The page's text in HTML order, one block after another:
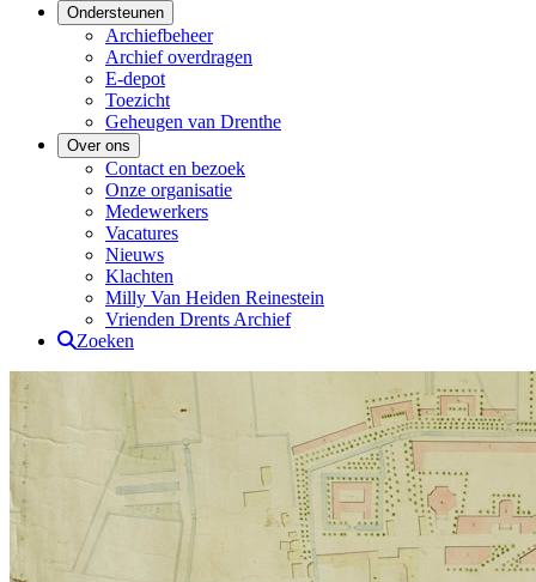
Ondersteunen
Archiefbeheer
Archief overdragen
E-depot
Toezicht
Geheugen van Drenthe
Over ons
Contact en bezoek
Onze organisatie
Medewerkers
Vacatures
Nieuws
Klachten
Milly Van Heiden Reinestein
Vrienden Drents Archief
Zoeken
Drents Archief